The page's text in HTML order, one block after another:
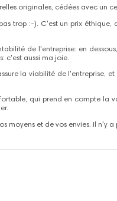
originales, cédées avec un
trop :-). C'est un prix
de l'entreprise: en
c'est aussi ma joie.
la viabilité de l'entreprise,
qui prend en compte la
moyens et de vos envies. Il n'y